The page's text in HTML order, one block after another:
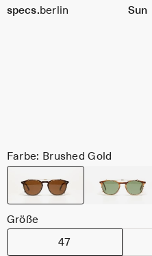
specs. berlin Sun
Farbe: Brushed Gold
Größe
47